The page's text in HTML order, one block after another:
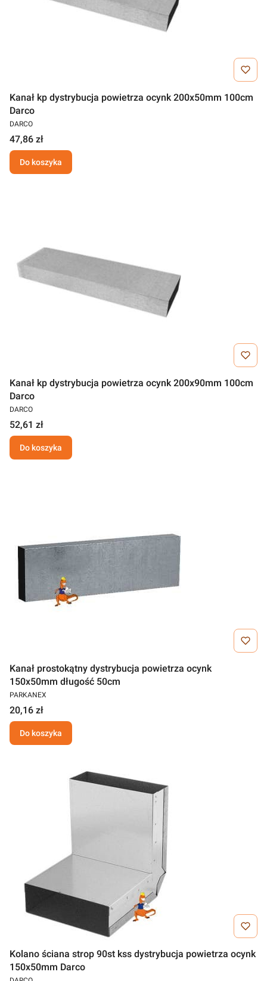
Kanał kp dystrybucja powietrza ocynk 200x50mm 100cm
Darco
DARCO
47,86 zł
Do koszyka
Kanał kp dystrybucja powietrza ocynk 200x90mm 100cm
Darco
DARCO
52,61 zł
Do koszyka
Kanał prostokątny dystrybucja powietrza ocynk
150x50mm długość 50cm
PARKANEX
20,16 zł
Do koszyka
Kolano ściana strop 90st kss dystrybucja powietrza ocynk
150x50mm Darco